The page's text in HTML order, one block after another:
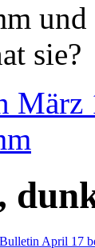
sie?
März
April 17